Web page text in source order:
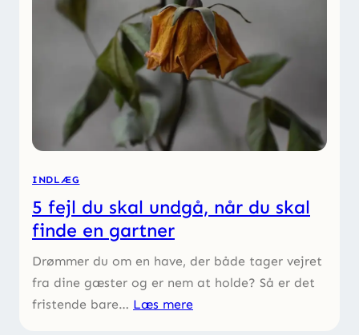
INDLÆG
5 fejl du skal undgå, når du skal
finde en gartner
Drømmer du om en have, der både tager vejret
fra dine gæster og er nem at holde? Så er det
fristende bare… Læs mere